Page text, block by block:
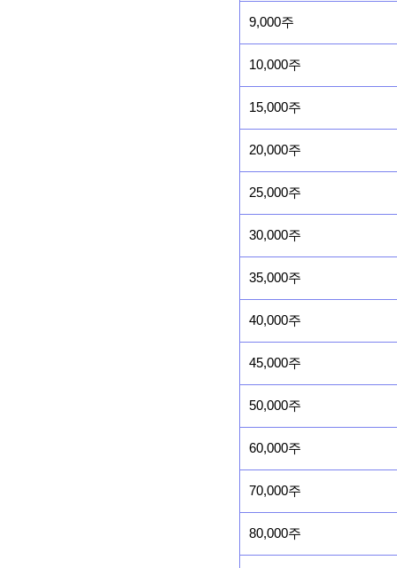
9,000주
10,000주
15,000주
20,000주
25,000주
30,000주
35,000주
40,000주
45,000주
50,000주
60,000주
70,000주
80,000주